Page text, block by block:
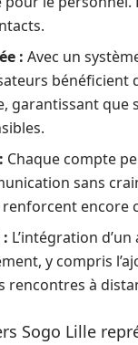
: Avec un
bénéficient
garantissant que
Chaque compte
sans
encore
L’intégration
y compris
rencontres à
Sogo Lille